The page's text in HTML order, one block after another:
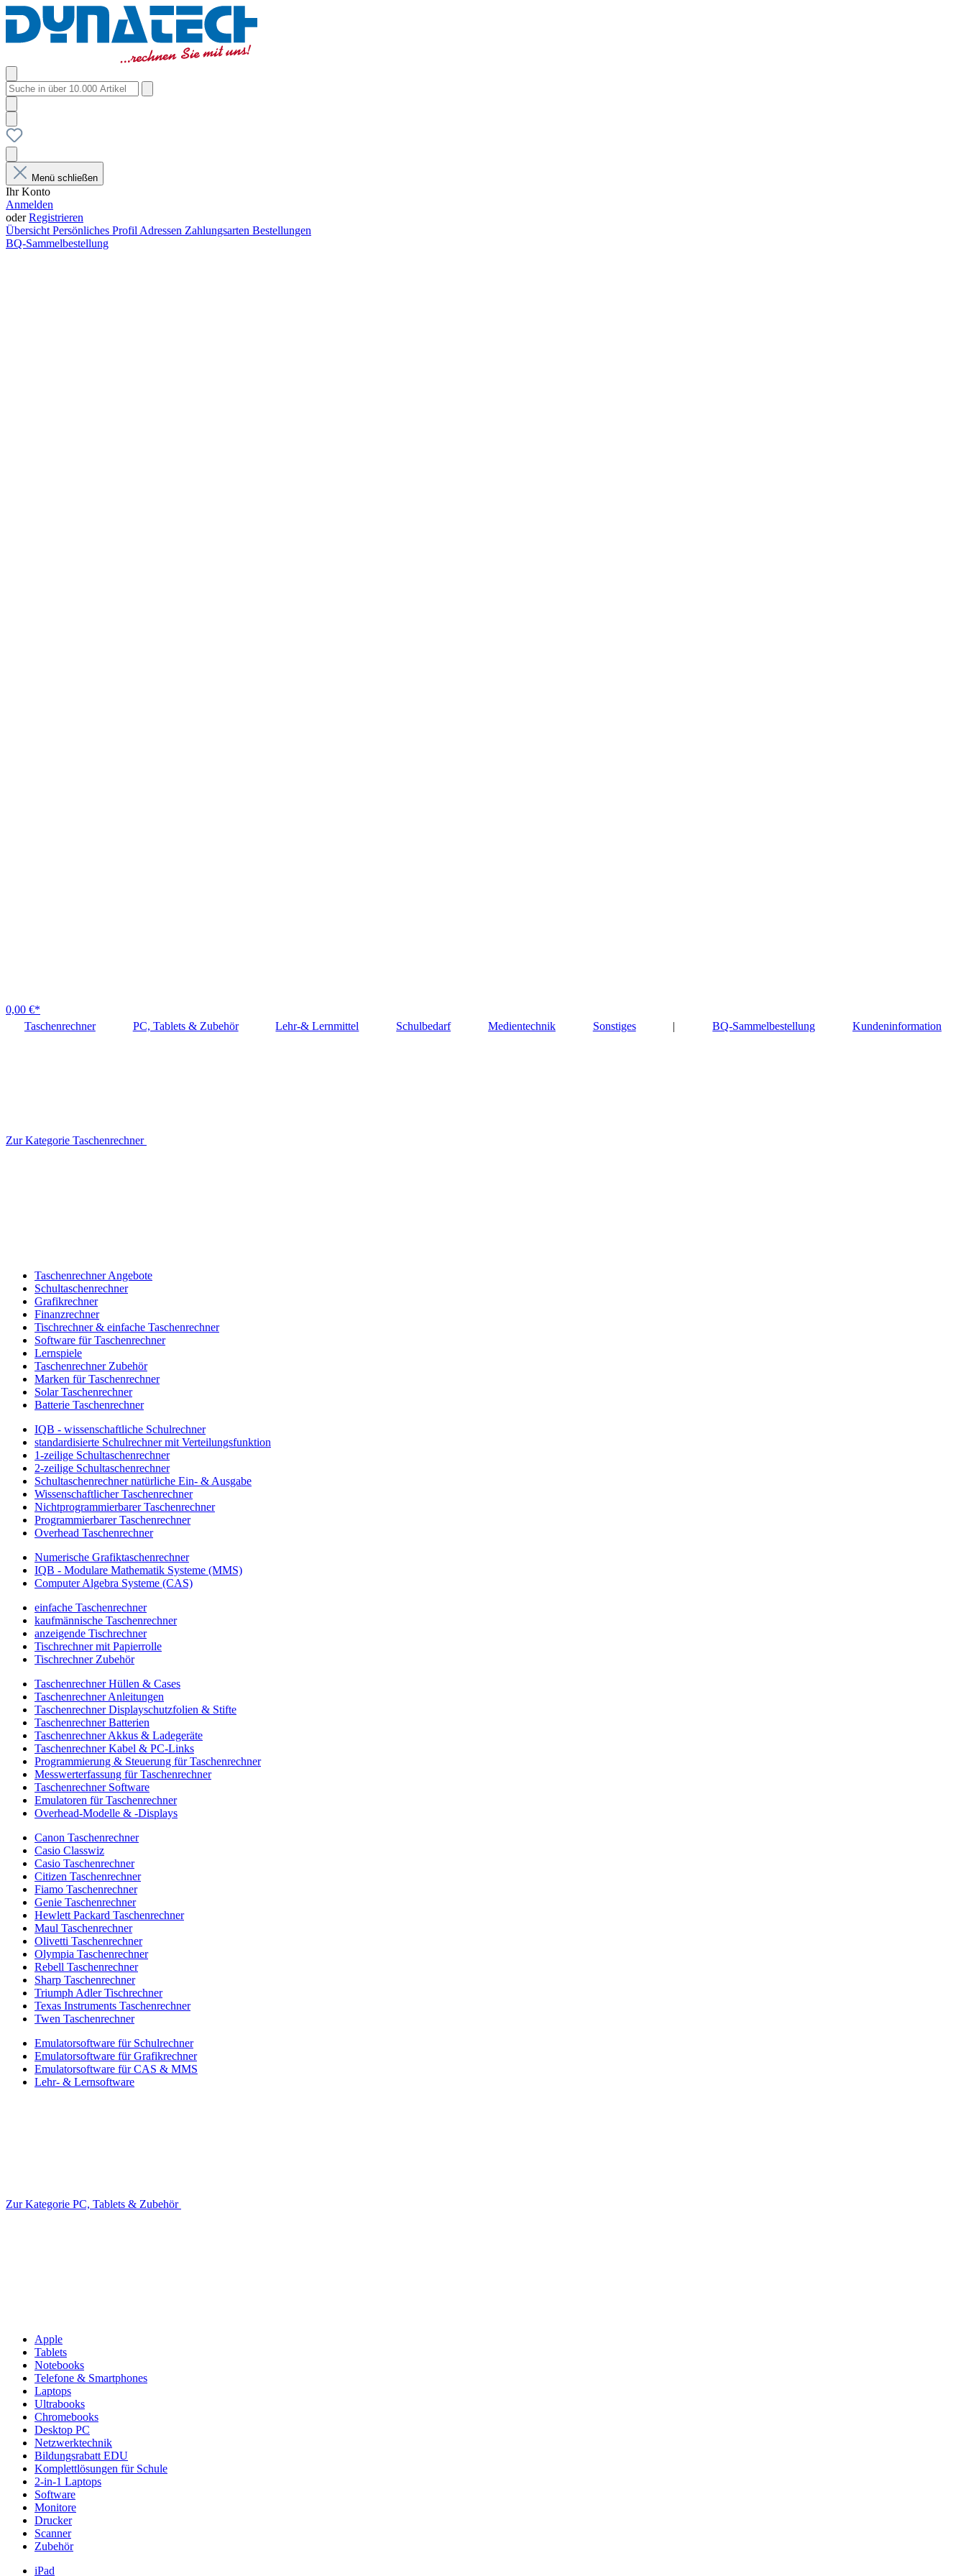
Menü schließen
Ihr Konto
Anmelden
oderRegistrieren
Übersicht Persönliches Profil Adressen Zahlungsarten Bestellungen
BQ-Sammelbestellung
0,00 €*
Taschenrechner
PC, Tablets & Zubehör Lehr-& Lernmittel Schulbedarf Medientechnik Sonstiges | BQ-Sammelbestellung Kundeninformation
Zur Kategorie Taschenrechner
Taschenrechner Angebote
Schultaschenrechner
Grafikrechner
Finanzrechner
Tischrechner & einfache Taschenrechner
Software für Taschenrechner
Lernspiele
Taschenrechner Zubehör
Marken für Taschenrechner
Solar Taschenrechner
Batterie Taschenrechner
IQB - wissenschaftliche Schulrechner
standardisierte Schulrechner mit Verteilungsfunktion
1-zeilige Schultaschenrechner
2-zeilige Schultaschenrechner
Schultaschenrechner natürliche Ein- & Ausgabe
Wissenschaftlicher Taschenrechner
Nichtprogrammierbarer Taschenrechner
Programmierbarer Taschenrechner
Overhead Taschenrechner
Numerische Grafiktaschenrechner
IQB - Modulare Mathematik Systeme (MMS)
Computer Algebra Systeme (CAS)
einfache Taschenrechner
kaufmännische Taschenrechner
anzeigende Tischrechner
Tischrechner mit Papierrolle
Tischrechner Zubehör
Taschenrechner Hüllen & Cases
Taschenrechner Anleitungen
Taschenrechner Displayschutzfolien & Stifte
Taschenrechner Batterien
Taschenrechner Akkus & Ladegeräte
Taschenrechner Kabel & PC-Links
Programmierung & Steuerung für Taschenrechner
Messwerterfassung für Taschenrechner
Taschenrechner Software
Emulatoren für Taschenrechner
Overhead-Modelle & -Displays
Canon Taschenrechner
Casio Classwiz
Casio Taschenrechner
Citizen Taschenrechner
Fiamo Taschenrechner
Genie Taschenrechner
Hewlett Packard Taschenrechner
Maul Taschenrechner
Olivetti Taschenrechner
Olympia Taschenrechner
Rebell Taschenrechner
Sharp Taschenrechner
Triumph Adler Tischrechner
Texas Instruments Taschenrechner
Twen Taschenrechner
Emulatorsoftware für Schulrechner
Emulatorsoftware für Grafikrechner
Emulatorsoftware für CAS & MMS
Lehr- & Lernsoftware
Zur Kategorie PC, Tablets & Zubehör
Apple
Tablets
Notebooks
Telefone & Smartphones
Laptops
Ultrabooks
Chromebooks
Desktop PC
Netzwerktechnik
Bildungsrabatt EDU
Komplettlösungen für Schule
2-in-1 Laptops
Software
Monitore
Drucker
Scanner
Zubehör
iPad